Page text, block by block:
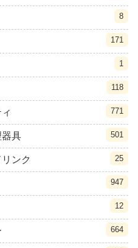
8
171
1
118
771
具 501
ンク 25
947
12
664